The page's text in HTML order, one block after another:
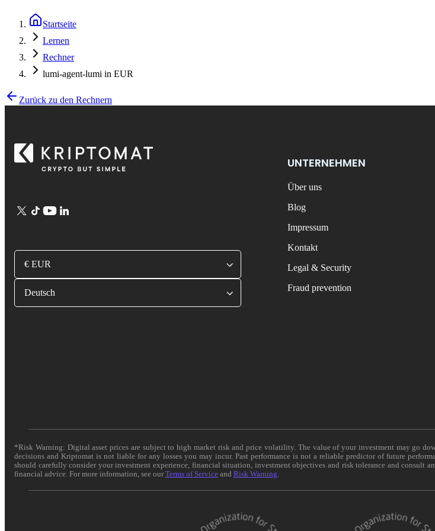
Startseite
Lernen
Rechner
lumi-agent-lumi in EUR
Zurück zu den Rechnern
€ EUR
Deutsch
UNTERNEHMEN
Über uns
Blog
Impressum
Kontakt
Legal & Security
Fraud prevention
*Risk Warning: Digital asset prices are subject to high market risk and price volatility. The value of your investment may go
decisions and Kriptomat is not liable for any losses you may incur. Past performance is not a reliable predictor of future
should carefully consider your investment experience, financial situation, investment objectives and risk tolerance and consult
financial advice. For more information, see ourTerms of Service and Risk Warning